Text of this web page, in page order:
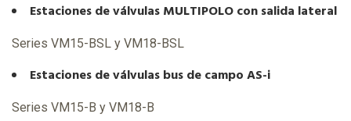
Estaciones de válvulas MULTIPOLO con salida lateral
Series VM15-BSL y VM18-BSL
Estaciones de válvulas bus de campo AS-i
Series VM15-B y VM18-B